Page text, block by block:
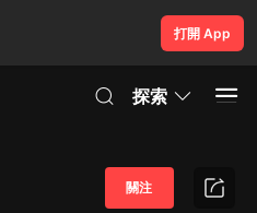
打開 App
探索
關注